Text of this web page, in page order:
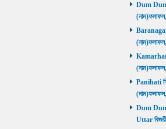
Dum Dum
Baranagar
Kamarhati
Panihati
Dum Dum
Uttar